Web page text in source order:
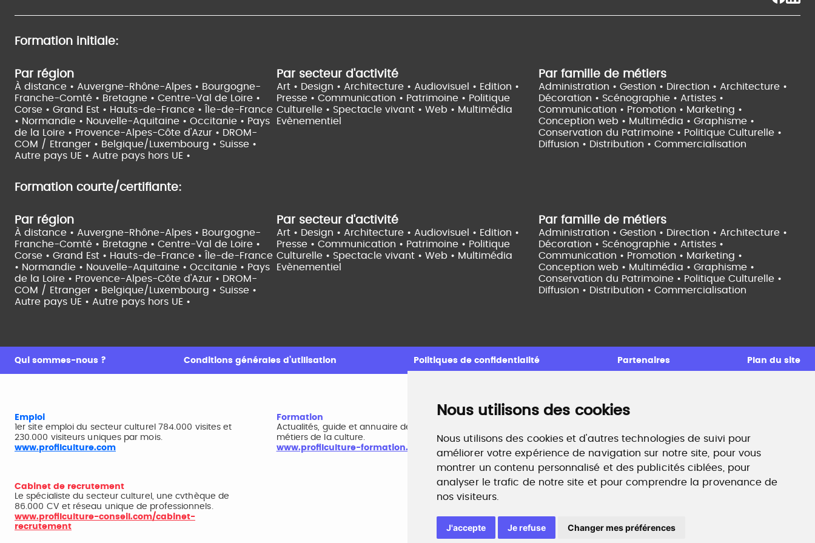
Nous utilisons des cookies
Nous utilisons des cookies et d'autres technologies de suivi pour
améliorer votre expérience de navigation sur notre site, pour vous
montrer un contenu personnalisé et des publicités ciblées, pour
analyser le trafic de notre site et pour comprendre la provenance de
nos visiteurs.
J'accepte Je refuse Changer mes préférences
Formation initiale:
Par région
À distance • Auvergne-Rhône-Alpes • Bourgogne-
Franche-Comté • Bretagne • Centre-Val de Loire •
Corse • Grand Est • Hauts-de-France •
Île-de-France
• Normandie • Nouvelle-Aquitaine • Occitanie • Pays
de la Loire • Provence-Alpes-Côte d'Azur • DROM-
COM / Etranger • Belgique/Luxembourg • Suisse •
Autre pays UE • Autre pays hors UE •
Par secteur d'activité
Art • Design • Architecture • Audiovisuel • Edition •
Presse • Communication • Patrimoine • Politique
Culturelle • Spectacle vivant • Web • Multimédia
Evènementiel
Par famille de métiers
Administration • Gestion • Direction • Architecture •
Décoration • Scénographie • Artistes •
Communication • Promotion • Marketing •
Conception web • Multimédia • Graphisme •
Conservation du Patrimoine • Politique Culturelle •
Diffusion • Distribution • Commercialisation
Formation courte/certifiante:
Par région
À distance • Auvergne-Rhône-Alpes • Bourgogne-
Franche-Comté • Bretagne • Centre-Val de Loire •
Corse • Grand Est • Hauts-de-France •
Île-de-France
• Normandie • Nouvelle-Aquitaine • Occitanie • Pays
de la Loire • Provence-Alpes-Côte d'Azur • DROM-
COM / Etranger • Belgique/Luxembourg • Suisse •
Autre pays UE • Autre pays hors UE •
Par secteur d'activité
Art • Design • Architecture • Audiovisuel • Edition •
Presse • Communication • Patrimoine • Politique
Culturelle • Spectacle vivant • Web • Multimédia
Evènementiel
Par famille de métiers
Administration • Gestion • Direction • Architecture •
Décoration • Scénographie • Artistes •
Communication • Promotion • Marketing •
Conception web • Multimédia • Graphisme •
Conservation du Patrimoine • Politique Culturelle •
Diffusion • Distribution • Commercialisation
Qui sommes-nous ? Conditions générales d’utilisation Politiques de confidentialité Partenaires Plan du site
Emploi
1er site emploi du secteur culturel 784.000 visites et
230.000 visiteurs uniques par mois.
www.profilculture.com
Formation
Actualités, guide et annuaire des formations aux
métiers de la culture.
www.profilculture-formation.com
Accompagnement professionnel
recherche d'emploi, entretien conseil.
www.profilculture-competences.com
Cabinet de recrutement
Le spécialiste du secteur culturel, une cvthèque de
86.000 CV et réseau unique de professionnels.
www.profilculture-conseil.com/cabinet-
recrutement